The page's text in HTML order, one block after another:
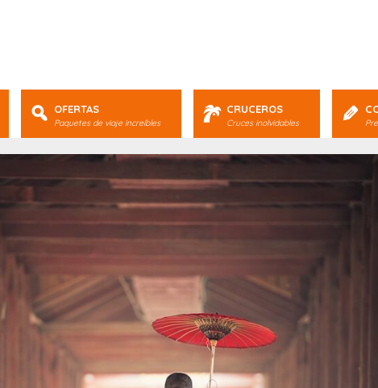
OFERTAS
Paquetes de viaje increíbles
CRUCEROS
Cruces inolvidables